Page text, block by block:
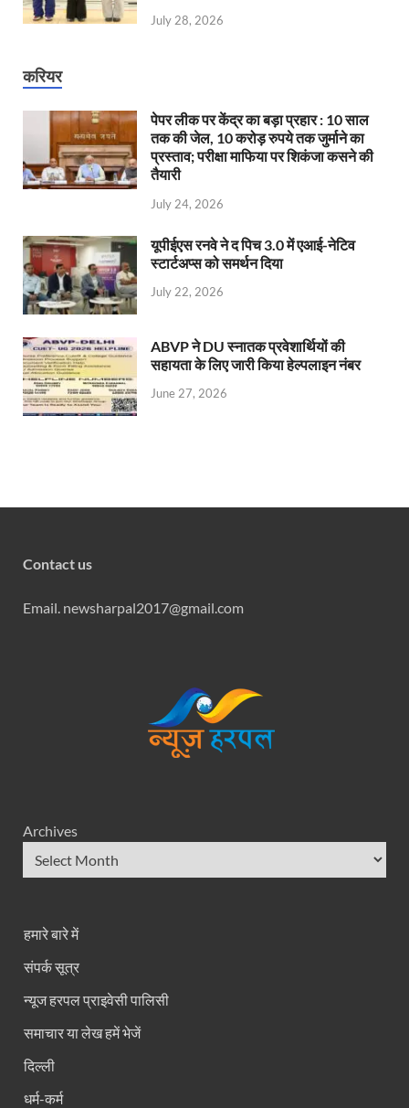
July 28, 2026
करियर
पेपर लीक पर केंद्र का बड़ा प्रहार : 10 साल
तक की जेल, 10 करोड़ रुपये तक जुर्माने का
प्रस्ताव; परीक्षा माफिया पर शिकंजा कसने की
तैयारी
July 24, 2026
यूपीईएस रनवे ने द पिच 3.0 में एआई-नेटिव
स्टार्टअप्स को समर्थन दिया
July 22, 2026
ABVP ने DU स्नातक प्रवेशार्थियों की
सहायता के लिए जारी किया हेल्पलाइन नंबर
June 27, 2026
Contact us
Email. newsharpal2017@gmail.com
Archives
हमारे बारे में
संपर्क सूत्र
न्यूज हरपल प्राइवेसी पालिसी
समाचार या लेख हमें भेजें
दिल्ली
धर्म-कर्म